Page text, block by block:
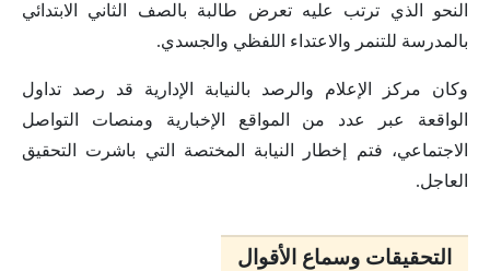
النحو الذي ترتب عليه تعرض طالبة بالصف الثاني الابتدائي
بالمدرسة للتنمر والاعتداء اللفظي والجسدي.
وكان مركز الإعلام والرصد بالنيابة الإدارية قد رصد تداول
الواقعة عبر عدد من المواقع الإخبارية ومنصات التواصل
الاجتماعي، فتم إخطار النيابة المختصة التي باشرت التحقيق
العاجل.
التحقيقات وسماع الأقوال